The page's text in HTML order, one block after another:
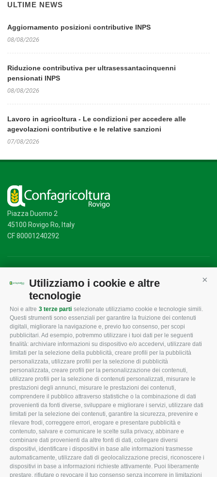
Utilizziamo i cookie e altre
tecnologie
Noi e altre 3 terze parti selezionate utilizziamo cookie e tecnologie simili.
Questi strumenti sono essenziali per garantire la fruizione dei contenuti
digitali, migliorare la navigazione e, previo tuo consenso, per scopi
pubblicitari. Ad esempio, potremmo utilizzare i tuoi dati per le seguenti
finalità: archiviare informazioni su dispositivo e/o accedervi, utilizzare dati
limitati per la selezione della pubblicità, creare profili per la pubblicità
personalizzata, utilizzare profili per la selezione di pubblicità
personalizzata, creare profili per la personalizzazione dei contenuti,
utilizzare profili per la selezione di contenuti personalizzati, misurare le
prestazioni degli annunci, misurare le prestazioni dei contenuti,
comprendere il pubblico attraverso statistiche o la combinazione di dati
provenienti da fonti diverse, sviluppare e migliorare i servizi, utilizzare dati
limitati per la selezione dei contenuti, garantire la sicurezza, prevenire e
rilevare frodi, correggere errori, erogare e presentare pubblicità e
contenuto, salvare e comunicare le scelte sulla privacy, abbinare e
combinare dati provenienti da altre fonti di dati, collegare diversi
dispositivi, identificare i dispositivi in base alle informazioni trasmesse
automaticamente, utilizzare dati di geolocalizzazione precisi, riconoscere i
dispositivi in base a informazioni richieste attivamente. Puoi liberamente
prestare, rifiutare o revocare il tuo consenso senza incorrere in limitazioni
ULTIME NEWS
Aggiornamento posizioni contributive INPS
08/08/2026
Riduzione contributiva per ultrasessantacinquenni
pensionati INPS
08/08/2026
Lavoro in agricoltura - Le condizioni per accedere alle
agevolazioni contributive e le relative sanzioni
07/08/2026
Piazza Duomo 2
45100 Rovigo Ro, Italy
CF 80001240292
CONFAGRICOLTURA
ROVIGO
L'Associazione
Missione e Progetto
Organigramma aziendale
I Nostri Servizi
Uffici della Sede
provinciale
Le Sedi di Zona
Agricoltori S.r.l.
Whistleblowing
Confagricoltura Rovigo e
Agricoltori srl
CONFAGRICOLTURA
INFORMA
Tecnico
Fiscale
Lavoro
Ambiente
Associazione
CONFAGRICOLTURA
ATTIVA
Notizie in evidenza
Eventi